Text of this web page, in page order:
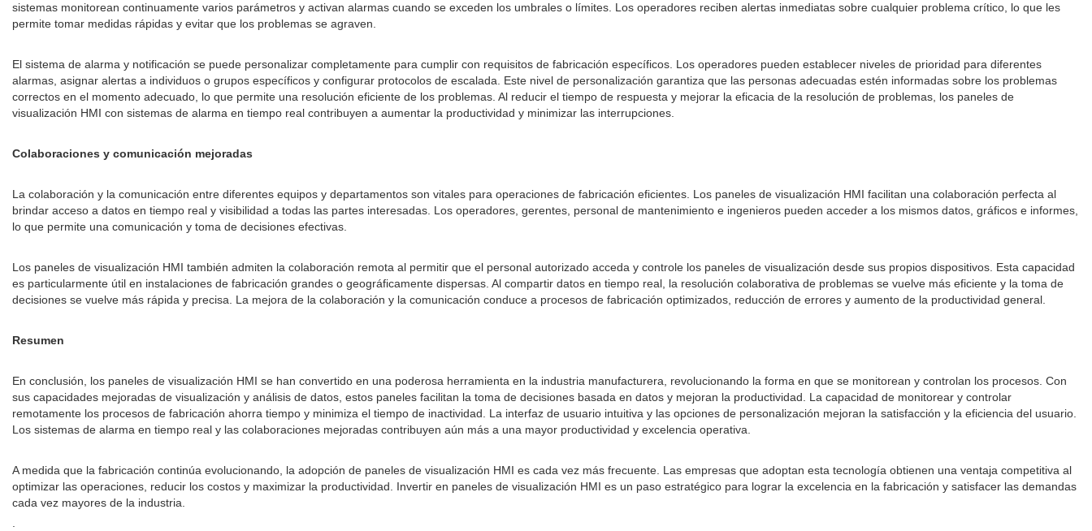
sistemas monitorean continuamente varios parámetros y activan alarmas cuando se exceden los umbrales o límites. Los operadores reciben alertas inmediatas sobre cualquier problema crítico, lo que les
permite tomar medidas rápidas y evitar que los problemas se agraven.
El sistema de alarma y notificación se puede personalizar completamente para cumplir con requisitos de fabricación específicos. Los operadores pueden establecer niveles de prioridad para diferentes
alarmas, asignar alertas a individuos o grupos específicos y configurar protocolos de escalada. Este nivel de personalización garantiza que las personas adecuadas estén informadas sobre los problemas
correctos en el momento adecuado, lo que permite una resolución eficiente de los problemas. Al reducir el tiempo de respuesta y mejorar la eficacia de la resolución de problemas, los paneles de
visualización HMI con sistemas de alarma en tiempo real contribuyen a aumentar la productividad y minimizar las interrupciones.
Colaboraciones y comunicación mejoradas
La colaboración y la comunicación entre diferentes equipos y departamentos son vitales para operaciones de fabricación eficientes. Los paneles de visualización HMI facilitan una colaboración perfecta al
brindar acceso a datos en tiempo real y visibilidad a todas las partes interesadas. Los operadores, gerentes, personal de mantenimiento e ingenieros pueden acceder a los mismos datos, gráficos e informes,
lo que permite una comunicación y toma de decisiones efectivas.
Los paneles de visualización HMI también admiten la colaboración remota al permitir que el personal autorizado acceda y controle los paneles de visualización desde sus propios dispositivos. Esta capacidad
es particularmente útil en instalaciones de fabricación grandes o geográficamente dispersas. Al compartir datos en tiempo real, la resolución colaborativa de problemas se vuelve más eficiente y la toma de
decisiones se vuelve más rápida y precisa. La mejora de la colaboración y la comunicación conduce a procesos de fabricación optimizados, reducción de errores y aumento de la productividad general.
Resumen
En conclusión, los paneles de visualización HMI se han convertido en una poderosa herramienta en la industria manufacturera, revolucionando la forma en que se monitorean y controlan los procesos. Con
sus capacidades mejoradas de visualización y análisis de datos, estos paneles facilitan la toma de decisiones basada en datos y mejoran la productividad. La capacidad de monitorear y controlar
remotamente los procesos de fabricación ahorra tiempo y minimiza el tiempo de inactividad. La interfaz de usuario intuitiva y las opciones de personalización mejoran la satisfacción y la eficiencia del usuario.
Los sistemas de alarma en tiempo real y las colaboraciones mejoradas contribuyen aún más a una mayor productividad y excelencia operativa.
A medida que la fabricación continúa evolucionando, la adopción de paneles de visualización HMI es cada vez más frecuente. Las empresas que adoptan esta tecnología obtienen una ventaja competitiva al
optimizar las operaciones, reducir los costos y maximizar la productividad. Invertir en paneles de visualización HMI es un paso estratégico para lograr la excelencia en la fabricación y satisfacer las demandas
cada vez mayores de la industria.
.